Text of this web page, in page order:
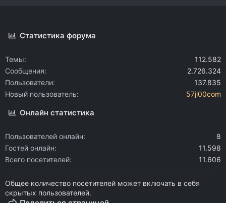
Статистика форума
Темы
112.582
Сообщения
2.726.324
Пользователи
137.835
Новый пользователь
57jl00com
Онлайн статистика
Пользователей онлайн
8
Гостей онлайн
11.598
Всего посетителей
11.606
Общее количество посетителей может включать в себя
скрытых пользователей.